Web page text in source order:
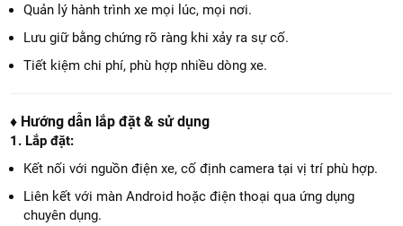
Quản lý hành trình xe mọi lúc, mọi nơi.
Lưu giữ bằng chứng rõ ràng khi xảy ra sự cố.
Tiết kiệm chi phí, phù hợp nhiều dòng xe.
♦ Hướng dẫn lắp đặt & sử dụng
1. Lắp đặt:
Kết nối với nguồn điện xe, cố định camera tại vị trí phù hợp.
Liên kết với màn Android hoặc điện thoại qua ứng dụng
chuyên dụng.